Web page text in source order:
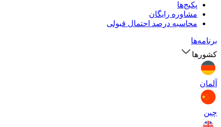
پکیج‌ها
مشاوره رایگان
محاسبه درصد احتمال قبولی
برنامه‌ها
کشورها
آلمان
چین